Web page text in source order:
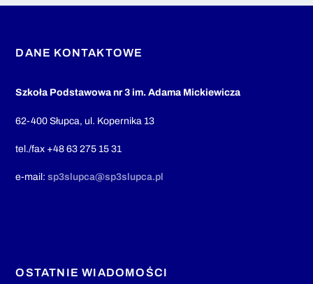
DANE KONTAKTOWE
Szkoła Podstawowa nr 3 im. Adama Mickiewicza
62-400 Słupca, ul. Kopernika 13
tel./fax +48 63 275 15 31
e-mail:sp3slupca@sp3slupca.pl
OSTATNIE WIADOMOŚCI